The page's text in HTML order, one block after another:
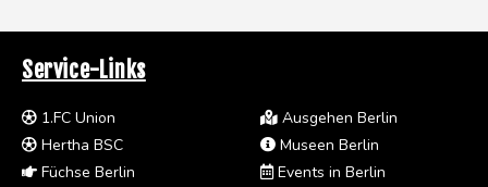
Service-Links
1.FC Union
Hertha BSC
Füchse Berlin
Ausgehen Berlin
Museen Berlin
Events in Berlin